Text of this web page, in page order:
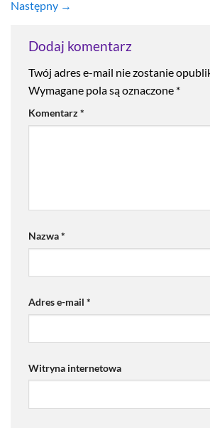
Następny →
Dodaj komentarz
Twój adres e-mail nie zostanie
Wymagane pola są oznaczone *
Komentarz*
Nazwa*
Adres e-mail *
Witryna internetowa